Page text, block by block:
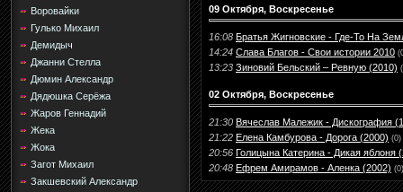
Воровайки
Гулько Михаил
Демидыч
Джанни Стелла
Дюмин Александр
Дядюшка Серёжа
Жаров Геннадий
Жека
Жока
Загот Михаил
Закшевский Александр
09 Октября, Воскресенье
16:08 Братья Жигновские - Где-То На
14:24 Слава Благов - Свои истории 2010
13:23 Зиновий Бельский – Ревную (2010)
02 Октября, Воскресенье
21:30 Вячеслав Малежик - Дискография
21:22 Елена Камбурова - Дорога (2000) (0)
20:56 Голицына Катерина - Дикая яблоня
20:48 Ефрем Амирамов - Аленка (2002) (0)